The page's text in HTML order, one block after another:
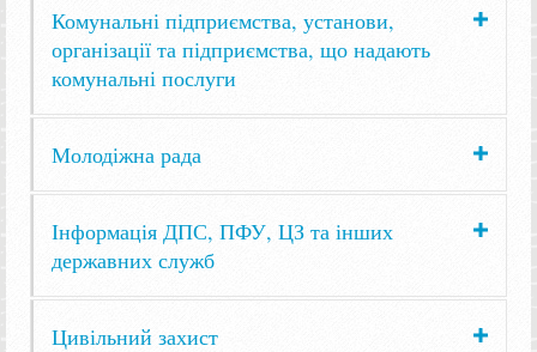
Комунальні підприємства, установи,
організації та підприємства, що надають
комунальні послуги
Молодіжна рада
Інформація ДПС, ПФУ, ЦЗ та інших
державних служб
Цивільний захист